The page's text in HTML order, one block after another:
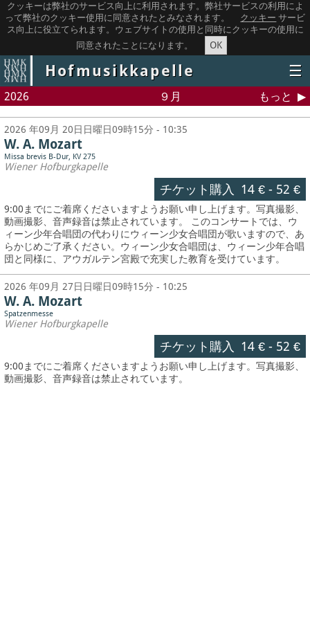
クッキーは弊社のサービス向上に利用されます。弊社サービスの利用によ
って弊社のクッキー使用に同意されたとみなされます。
クッキー サービ
ス向上に役立てられます。ウェブサイトの使用と同時にクッキーの使用に
同意されたことになります。
OK
Hofmusikkapelle ☰
2026 ９月 もっと
2026 年09月 20日日曜日09時15分 - 10:35
W. A. Mozart
Missa brevis B-Dur, KV 275
Wiener Hofburgkapelle
チケット購入 14 €- 52 €
9:00までにご着席くださいますようお願い申し上げます。写真撮影、
動画撮影、音声録音は禁止されています。 このコンサートでは、ウ
ィーン少年合唱団の代わりにウィーン少女合唱団が歌いますので、あ
らかじめご了承ください。ウィーン少女合唱団は、ウィーン少年合唱
団と同様に、アウガルテン宮殿で充実した教育を受けています。
2026 年09月 27日日曜日09時15分 - 10:25
W. A. Mozart
Spatzenmesse
Wiener Hofburgkapelle
チケット購入 14 €- 52 €
9:00までにご着席くださいますようお願い申し上げます。写真撮影、
動画撮影、音声録音は禁止されています。